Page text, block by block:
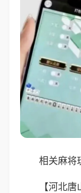
相关麻将
【河北